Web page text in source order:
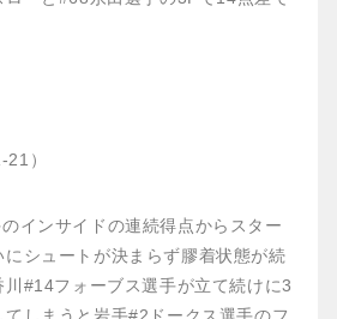
）
インサイドの連続得点からスター
にシュートが決まらず膠着状態が続
川#14フォーブス選手が立て続けに3